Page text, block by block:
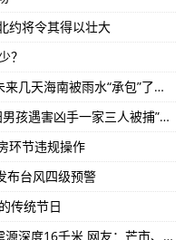
约将令其得以壮大
？
几天海南被雨水“承包”了…
陕西泾阳警方：49岁女子编造“咸阳男孩遇害凶手一家三人被捕”虚假信息被行拘
环节违规操作
布台风四级预警
传统节日
云南德宏州盈江县发生5.0级地震 震源深度16千米 网友：芒市、大理有震感